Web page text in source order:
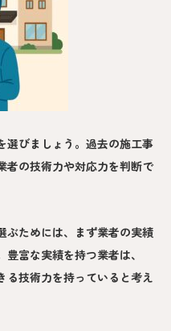
選びましょう。過去の施工事
者の技術力や対応力を判断で
ぶためには、まず業者の実績
富な実績を持つ業者は、
る技術力を持っていると考え